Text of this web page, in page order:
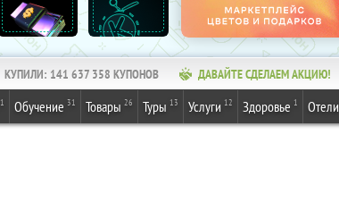
КУПИЛИ: 141 637 358 КУПОНОВ ДАВАЙТЕ СДЕЛАЕМ АКЦИЮ!
1 Обучение 31 Товары 26 Туры 13 Услуги 12 Здоровье 1 Отели